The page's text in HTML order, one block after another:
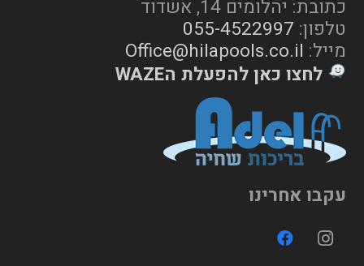
כתובת: יהלומים 14, אשדוד
טלפון: 055-4522997
מייל: Office@hilapools.co.il
לחצו כאן להפעלת הWAZE
עקבו אחרינו